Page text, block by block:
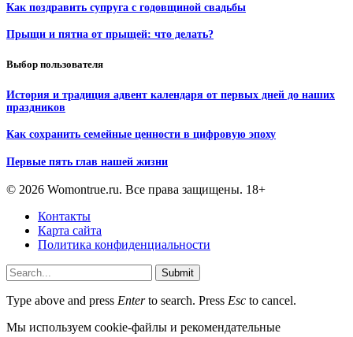
Как поздравить супруга с годовщиной свадьбы
Прыщи и пятна от прыщей: что делать?
Выбор пользователя
История и традиция адвент календаря от первых дней до наших
праздников
Как сохранить семейные ценности в цифровую эпоху
Первые пять глав нашей жизни
© 2026 Womontrue.ru. Все права защищены. 18+
Контакты
Карта сайта
Политика конфиденциальности
Submit
Type above and press Enterto search. Press Esc to cancel.
Мы используем cookie-файлы и рекомендательные